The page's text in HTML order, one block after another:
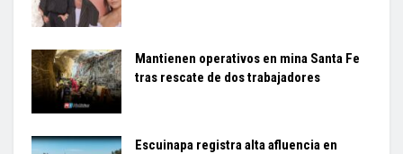
Mantienen operativos en mina Santa Fe
tras rescate de dos trabajadores
Escuinapa registra alta afluencia en